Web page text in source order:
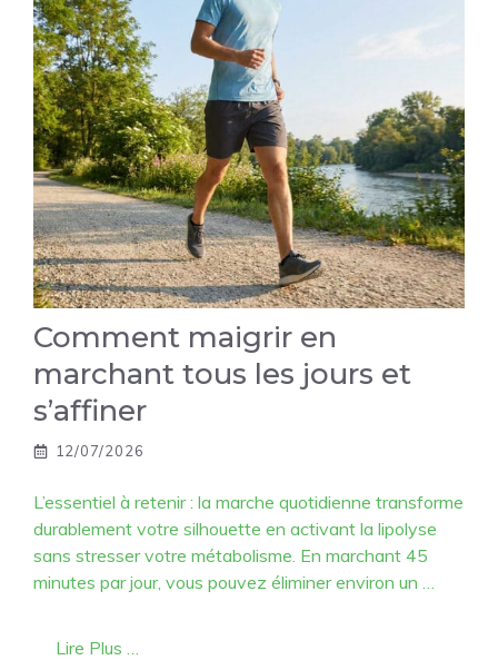
Comment maigrir en
marchant tous les jours et
s’affiner
12/07/2026
L’essentiel à retenir : la marche quotidienne transforme
durablement votre silhouette en activant la lipolyse
sans stresser votre métabolisme. En marchant 45
minutes par jour, vous pouvez éliminer environ un …
Lire Plus …